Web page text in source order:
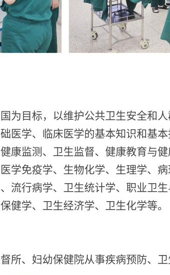
为目标，以维护公共卫生安全和
医学、临床医学的基本知识和基
康监测、卫生监督、健康教育与健
学免疫学、生物化学、生理学、
流行病学、卫生统计学、职业卫
健学、卫生经济学、卫生化学等。
所、妇幼保健院从事疾病预防、